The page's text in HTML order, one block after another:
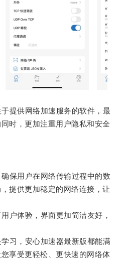
供网络加速服务的软件，最
时，更加注重用户隐私和安全
用户在网络传输过程中的数
提供更加稳定的网络连接，让
体验，界面更加简洁友好，
，安心加速器最新版都能满
享受更轻松、更快速的网络体